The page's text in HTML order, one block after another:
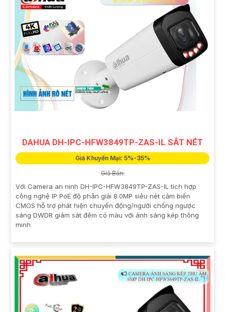
DAHUA DH-IPC-HFW3849TP-ZAS-IL SẮT NÉT
Giá Khuyến Mại: 5%-35%
Giá Bán:
Với Camera an ninh DH-IPC-HFW3849TP-ZAS-IL tích hợp
công nghệ IP PoE độ phân giải 8.0MP siêu nét cảm biến
CMOS hỗ trợ phát hiện chuyển động/người chống ngược
sáng DWDR giám sát đêm có màu với ánh sáng kép thông
minh